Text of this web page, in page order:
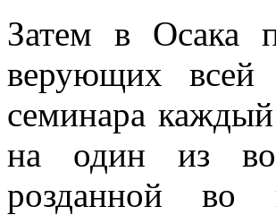
Затем в Осака
верующих всей
семинара
на один из
розданной во